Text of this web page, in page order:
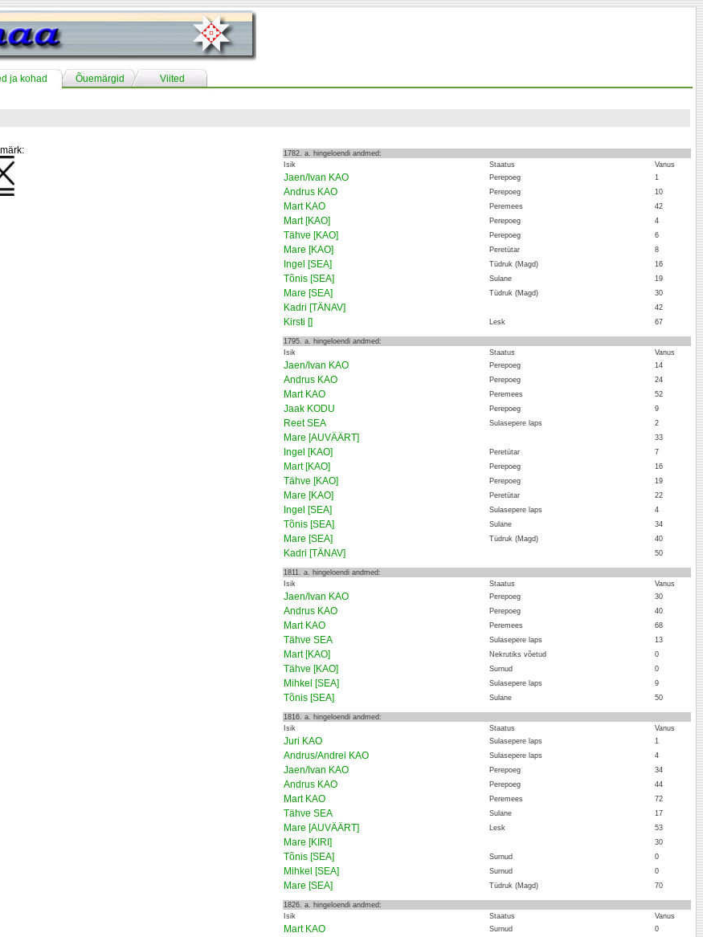
ja kohad Õuemärgid Viited
1782. a. hingeloendi andmed:
Isik
Staatus Vanus
Jaen/Ivan KAO Perepoeg 1
Andrus KAO Perepoeg 10
Mart KAO Peremees 42
Mart [KAO] Perepoeg 4
Tähve [KAO] Perepoeg 6
Mare [KAO] Peretütar 8
Ingel [SEA] Tüdruk (Magd) 16
Tõnis [SEA] Sulane 19
Mare [SEA] Tüdruk (Magd) 30
Kadri [TÄNAV] 42
Kirsti [] Lesk 67
1795. a. hingeloendi andmed:
Isik
Staatus Vanus
Jaen/Ivan KAO Perepoeg 14
Andrus KAO Perepoeg 24
Mart KAO Peremees 52
Jaak KODU Perepoeg 9
Reet SEA Sulasepere laps 2
Mare [AUVÄÄRT] 33
Ingel [KAO] Peretütar 7
Mart [KAO] Perepoeg 16
Tähve [KAO] Perepoeg 19
Mare [KAO] Peretütar 22
Ingel [SEA] Sulasepere laps 4
Tõnis [SEA] Sulane 34
Mare [SEA] Tüdruk (Magd) 40
Kadri [TÄNAV] 50
1811. a. hingeloendi andmed:
Isik
Staatus Vanus
Jaen/Ivan KAO Perepoeg 30
Andrus KAO Perepoeg 40
Mart KAO Peremees 68
Tähve SEA Sulasepere laps 13
Mart [KAO] Nekrutiks võetud 0
Tähve [KAO] Surnud 0
Mihkel [SEA] Sulasepere laps 9
Tõnis [SEA] Sulane 50
1816. a. hingeloendi andmed:
Isik
Staatus Vanus
Juri KAO Sulasepere laps 1
Andrus/Andrei KAO Sulasepere laps 4
Jaen/Ivan KAO Perepoeg 34
Andrus KAO Perepoeg 44
Mart KAO Peremees 72
Tähve SEA Sulane 17
Mare [AUVÄÄRT] Lesk 53
Mare [KIRI] 30
Tõnis [SEA] Surnud 0
Mihkel [SEA] Surnud 0
Mare [SEA] Tüdruk (Magd) 70
1826. a. hingeloendi andmed:
Isik
Staatus Vanus
Mart KAO Surnud 0